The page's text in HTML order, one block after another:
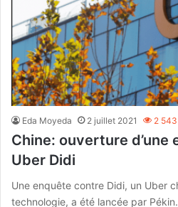
Eda Moyeda 2 juillet 2021 2 543
Chine: ouverture d’une
Uber Didi
Une enquête contre Didi, un Uber
technologie, a été lancée par